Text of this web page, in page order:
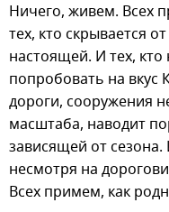
Ничего, живем. Всех
тех, кто скрывается
настоящей. И тех,
попробовать на вкус
дороги, сооружения
масштаба, наводит
зависящей от сезона.
несмотря на
Всех примем, как